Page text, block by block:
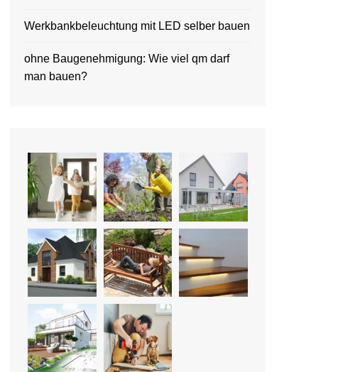
Werkbankbeleuchtung mit LED selber bauen
ohne Baugenehmigung: Wie viel qm darf
man bauen?